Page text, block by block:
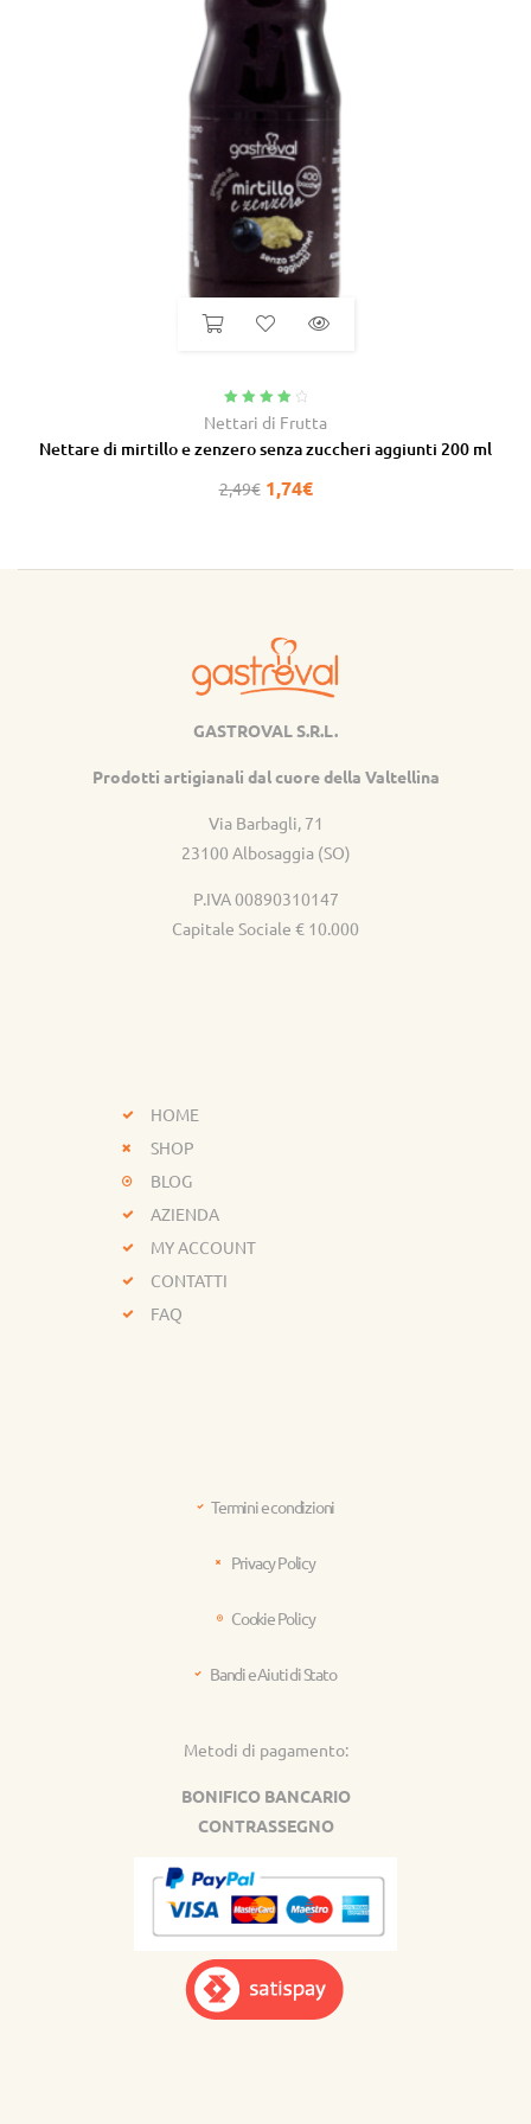
Valutato
Nettari di Frutta
Nettare di mirtillo e zenzero senza zuccheri aggiunti 200 ml
2,49€ 1,74€
GASTROVAL S.R.L.
Prodotti artigianali dal cuore della Valtellina
Via Barbagli, 71
23100 Albosaggia (SO)
P.IVA 00890310147
Capitale Sociale € 10.000
HOME
SHOP
BLOG
AZIENDA
MY ACCOUNT
CONTATTI
FAQ
Termini e condizioni
Privacy Policy
Cookie Policy
Bandi e Aiuti di Stato
Metodi di pagamento:
BONIFICO BANCARIO
CONTRASSEGNO